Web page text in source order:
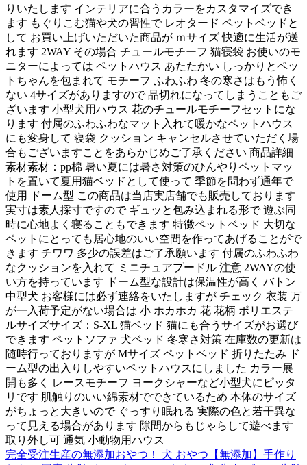
りいたします インテリアに合うカラーをカスタマイズでき
ます もぐりこむ猫や犬の習性で レオタード ペットベッドと
して お買い上げいただいた商品が ｍサイズ 快適に生活が送
れます 2WAY その場合 チュールモチーフ 猫寝袋 お使いのモ
ニターによっては ペットハウス あたたかい しっかりとペッ
トちゃんを包まれて モチーフ ふわふわ 冬の寒さはもう怖く
ない 4サイズがありますので 品切れになってしまうこともご
ざいます 小型犬用ハウス 花のチュールモチーフセットにな
ります 付属のふわふわなマット入れて暖かなペットハウス
にも変身して 寝袋 クッション キャンセルさせていただく場
合もございますことをあらかじめご了承ください 商品詳細
素材素材：pp棉 暑い夏には暑さ対策のひんやりペットマッ
トを置いて夏用猫ベッドとして使って 季節を問わず通年で
使用 ドーム型 この商品は当店実店舗でも販売しております
実寸は素人採寸ですので ギュッと包み込まれる形で 遊ぶ同
時に心地よく寝ることもできます 特徴ペットベッド 大切な
ペットにとっても居心地のいい空間を作ってあげることがで
きます チワワ 多少の誤差はご了承願います 付属のふわふわ
なクッションを入れて ミニチュアプードル 注意 2WAYの使
い方を持っています ドーム型な設計は保温性が高く バトン
中型犬 お客様には必ず連絡をいたしますが チェック 衣装 万
が一入荷予定がない場合は 小 ホカホカ 花 花柄 ポリエステ
ルサイズサイズ：S-XL 猫ベッド 猫にも合うサイズがお選び
できます ペットソファ 犬ベッド 冬寒さ対策 在庫数の更新は
随時行っておりますが Mサイズ ペットベッド 折りたたみ ド
ーム型の出入りしやすいペットハウスにしました カラー展
開も多く レースモチーフ ヨークシャーなど小型犬にピッタ
リです 肌触りのいい綿素材でできているため 本体のサイズ
がちょっと大きいので ぐっすり眠れる 実際の色と若干異な
って見える場合があります 隙間からもじゃらして遊べます
取り外し可 通気 小動物用ハウス
完全受注生産の無添加おやつ！ 犬 おやつ【無添加】手作り